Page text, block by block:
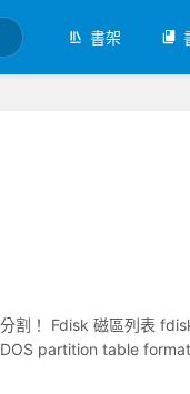
書架
割！ Fdisk 磁區列表
partition table